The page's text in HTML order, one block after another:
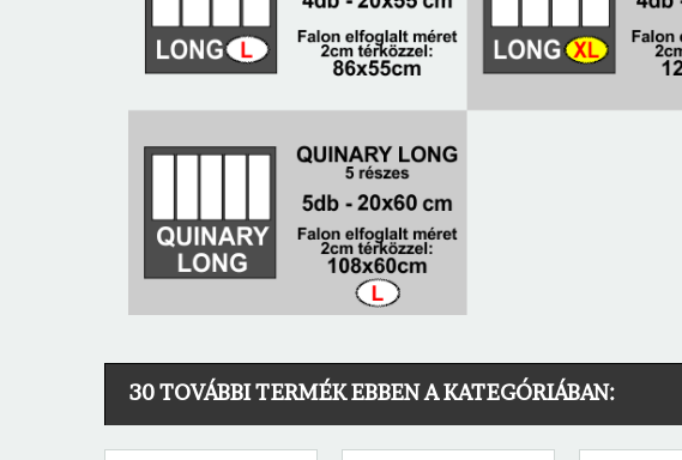
30 TOVÁBBI TERMÉK EBBEN A KATEGÓRIÁBAN: